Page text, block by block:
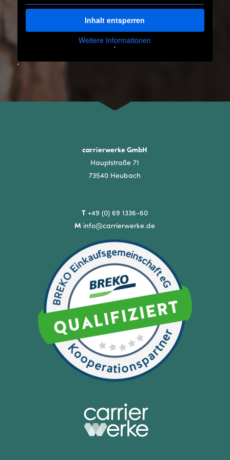
Inhalt entsperren
Weitere Informationen
'
'
carrierwerke GmbH
Hauptstraße 71
73540 Heubach
T +49 (0) 69 1336-60
M info@carrierwerke.de